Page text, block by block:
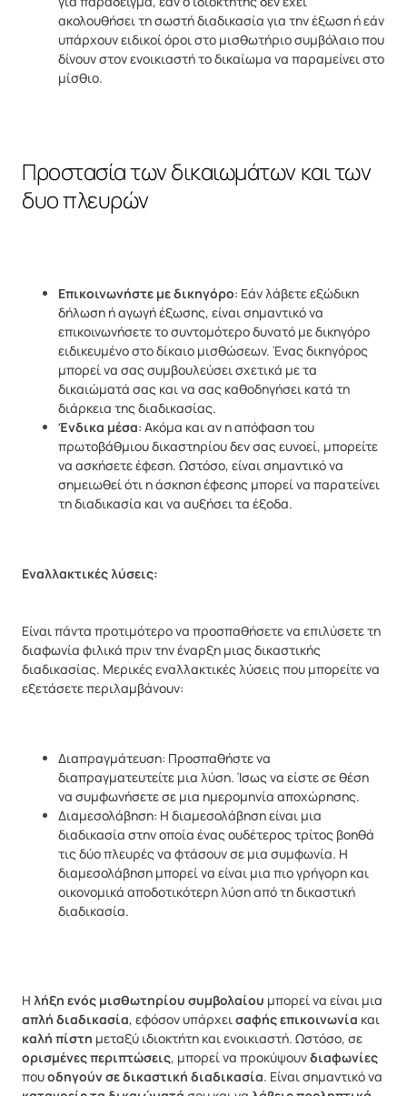
ακολουθήσει τη σωστή διαδικασία για την έξωση ή εάν
υπάρχουν ειδικοί όροι στο μισθωτήριο συμβόλαιο που
δίνουν στον ενοικιαστή το δικαίωμα να παραμείνει στο
μίσθιο.
Προστασία των δικαιωμάτων και των
δυο πλευρών
Επικοινωνήστε με δικηγόρο: Εάν λάβετε εξώδικη
δήλωση ή αγωγή έξωσης, είναι σημαντικό να
επικοινωνήσετε το συντομότερο δυνατό με δικηγόρο
ειδικευμένο στο δίκαιο μισθώσεων. Ένας δικηγόρος
μπορεί να σας συμβουλεύσει σχετικά με τα
δικαιώματά σας και να σας καθοδηγήσει κατά τη
διάρκεια της διαδικασίας.
Ένδικα μέσα: Ακόμα και αν η απόφαση του
πρωτοβάθμιου δικαστηρίου δεν σας ευνοεί, μπορείτε
να ασκήσετε έφεση. Ωστόσο, είναι σημαντικό να
σημειωθεί ότι η άσκηση έφεσης μπορεί να παρατείνει
τη διαδικασία και να αυξήσει τα έξοδα.
Εναλλακτικές λύσεις:
Είναι πάντα προτιμότερο να προσπαθήσετε να επιλύσετε τη
διαφωνία φιλικά πριν την έναρξη μιας δικαστικής
διαδικασίας. Μερικές εναλλακτικές λύσεις που μπορείτε να
εξετάσετε περιλαμβάνουν:
Διαπραγμάτευση: Προσπαθήστε να
διαπραγματευτείτε μια λύση. Ίσως να είστε σε θέση
να συμφωνήσετε σε μια ημερομηνία αποχώρησης.
Διαμεσολάβηση: Η διαμεσολάβηση είναι μια
διαδικασία στην οποία ένας ουδέτερος τρίτος βοηθά
τις δύο πλευρές να φτάσουν σε μια συμφωνία. Η
διαμεσολάβηση μπορεί να είναι μια πιο γρήγορη και
οικονομικά αποδοτικότερη λύση από τη δικαστική
διαδικασία.
Η λήξη ενός μισθωτηρίου συμβολαίου μπορεί να είναι μια
απλή διαδικασία, εφόσον υπάρχεισαφής επικοινωνία και
καλή πίστη μεταξύ ιδιοκτήτη και ενοικιαστή. Ωστόσο, σε
ορισμένες περιπτώσεις, μπορεί να προκύψουνδιαφωνίες
πουοδηγούν σε δικαστική διαδικασία. Είναι σημαντικό να